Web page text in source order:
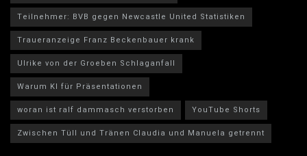
Teilnehmer: BVB gegen Newcastle United Statistiken
Traueranzeige Franz Beckenbauer krank
Ulrike von der Groeben Schlaganfall
Warum KI für Präsentationen
woran ist ralf dammasch verstorben
YouTube Shorts
Zwischen Tüll und Tränen Claudia und Manuela getrennt